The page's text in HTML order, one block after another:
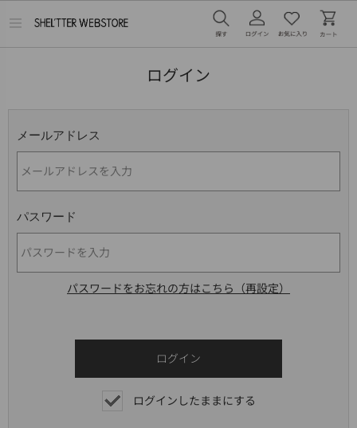
メ
ログイン
メールアドレス
パスワード
パスワードをお忘れの方はこちら（再設定）
ログインしたままにする